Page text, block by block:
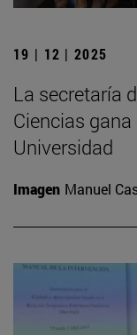
19 | 12 | 2025
La secretaría
Ciencias gana
Universidad
Imagen Manuel